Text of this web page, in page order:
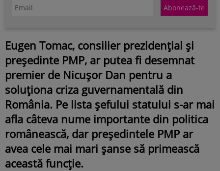
Eugen Tomac, consilier prezidențial și
președinte PMP, ar putea fi desemnat
premier de Nicușor Dan pentru a
soluționa criza guvernamentală din
România. Pe lista șefului statului s-ar mai
afla câteva nume importante din politica
românească, dar președintele PMP ar
avea cele mai mari șanse să primească
această funcție.